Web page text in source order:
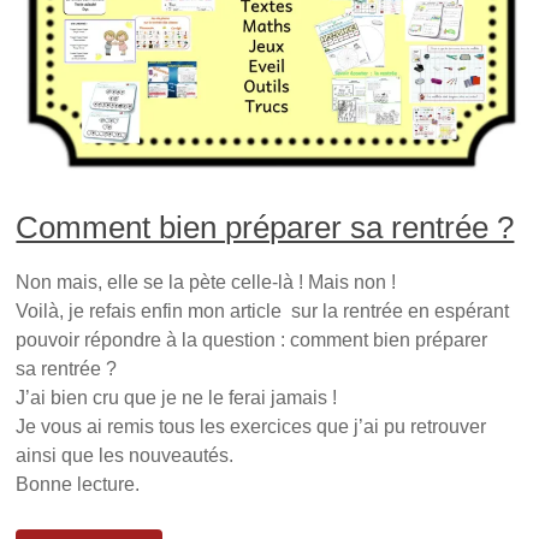
(
o
r
d
a
n
s
u
o
u
e
l
e
f
e
n
t
e
u
v
r
e
d
a
n
s
u
n
u
v
l
l
e
f
e
n
r
)
t
(
o
u
v
r
e
a
n
s
e
n
o
v
e
l
l
e
f
ê
r
e
)
Comment bien préparer sa rentrée ?
Non mais, elle se la pète celle-là ! Mais non !
Voilà, je refais enfin mon article sur la rentrée en espérant
pouvoir répondre à la question : comment bien préparer
sa rentrée ?
J’ai bien cru que je ne le ferai jamais !
Je vous ai remis tous les exercices que j’ai pu retrouver
ainsi que les nouveautés.
Bonne lecture.